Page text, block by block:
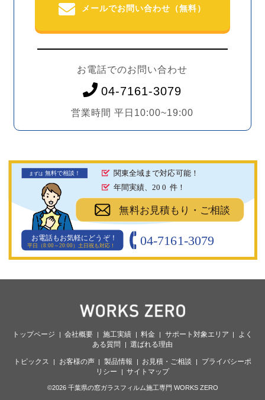
メールでお問い合わせ（無料）
お電話でのお問い合わせ
04-7161-3079
営業時間 平日10:00~19:00
無料お見積もり・ご相談
まずは 無料で相談！
関東全域まで対応可能！
年間実績、20 0 件！
04-7161-3079
お電話もお気軽にどうぞ！
平日（8:00～20:00）土日祝も対応！
トップページ 会社概要 施工実績 料金 サポート対象エリア
よく
ある質問
選ばれる理由
トピックス お客様の声 製品情報 お見積・ご相談
プライバシーポ
リシー
サイトマップ
©2026 千葉県の窓ガラスフィルム施工専門 WORKS ZERO